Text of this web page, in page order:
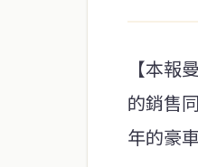
【本
的銷售
年的豪